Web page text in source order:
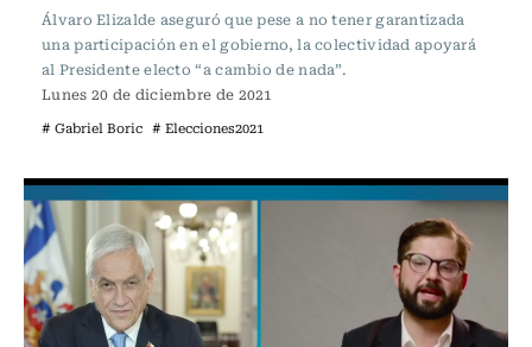
Álvaro Elizalde aseguró que pese a no tener garantizada
una participación en el gobierno, la colectividad apoyará
al Presidente electo “a cambio de nada”.
Lunes 20 de diciembre de 2021
# Gabriel Boric # Elecciones2021